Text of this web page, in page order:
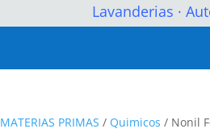
Lavanderias ·
MATERIAS PRIMAS / Quimicos / Nonil